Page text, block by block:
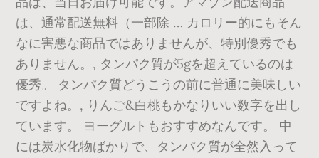
は、通常配送無料（一部除 … カロリー的にもそん
なに害悪な商品ではありませんが、特別優秀でも
ありません。, タンパク質が5gを超えているのは
優秀。 タンパク質どうこうの前に普通に美味しい
ですよね。, りんご&白桃もかなりいい数字を出し
ています。 ヨーグルトもおすすめなんです。 中
には炭水化物ばかりで、タンパク質が全然入って